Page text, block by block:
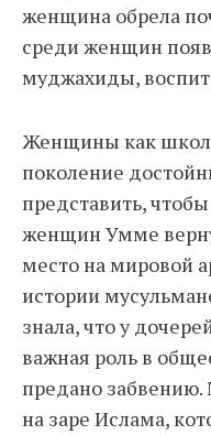
женщина обрела
среди женщин
муджахиды,
Женщины как
поколение
представить,
женщин Умме
место на мировой
истории
знала, что у
важная роль в
предано
на заре Ислама,